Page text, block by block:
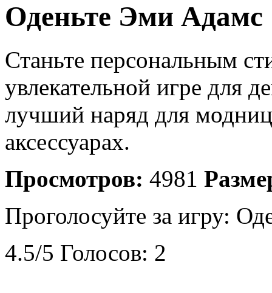
Оденьте Эми Адамс
Станьте персональным
увлекательной игре для
лучший наряд для
аксессуарах.
Просмотров: 4981
Проголосуйте за игру:
4.5/5 Голосов: 2